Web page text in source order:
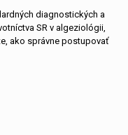
diagnostických a
SR v algeziológii,
ako správne postupovať